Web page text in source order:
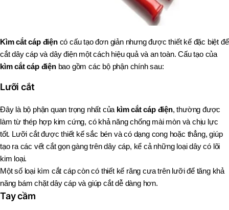
Kìm cắt cáp điệncó cấu tạo đơn giản nhưng được thiết kế đặc biệt để
cắt dây cáp và dây điện một cách hiệu quả và an toàn. Cấu tạo của
kìm cắt cáp điệnbao gồm các bộ phận chính sau:
Lưỡi cắt
Đây là bộ phận quan trọng nhất của kìm cắt cáp điện, thường được
làm từ thép hợp kim cứng, có khả năng chống mài mòn và chịu lực
tốt. Lưỡi cắt được thiết kế sắc bén và có dạng cong hoặc thẳng, giúp
tạo ra các vết cắt gọn gàng trên dây cáp, kể cả những loại dây có lõi
kim loại.
Một số loại kìm cắt cáp còn có thiết kế răng cưa trên lưỡi để tăng khả
năng bám chặt dây cáp và giúp cắt dễ dàng hơn.
Tay cầm